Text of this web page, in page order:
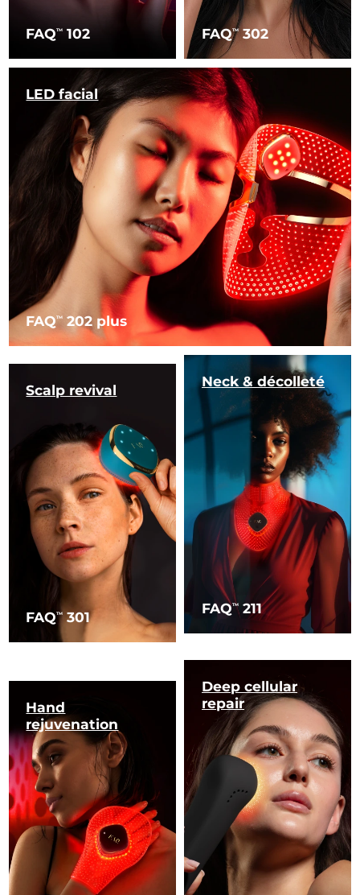
FAQTM 102 FAQTM302
FAQTM 202 plus
LED facial
FAQTM 301
Scalp revival
FAQTM 211
Neck & décolleté
Hand
rejuvenation
Deep cellular
repair